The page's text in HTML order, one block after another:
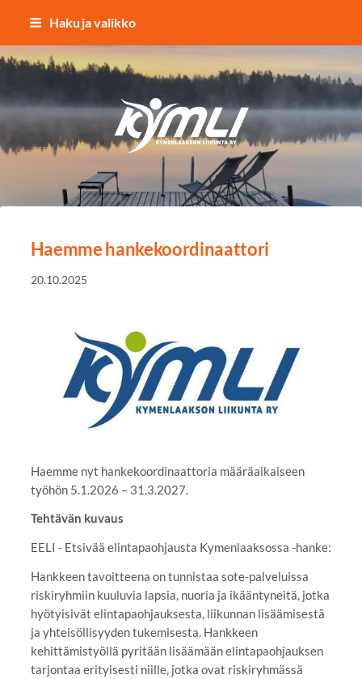
Siirry
sisältöön
Haku ja valikko
Kymlin uusi logo
Haemme hankekoordinaattori
20.10.2025
Haemme nyt hankekoordinaattoria määräaikaiseen
työhön 5.1.2026 – 31.3.2027.
Tehtävän kuvaus
EELI - Etsivää elintapaohjausta Kymenlaaksossa -hanke:
Hankkeen tavoitteena on tunnistaa sote-palveluissa
riskiryhmiin kuuluvia lapsia, nuoria ja ikääntyneitä, jotka
hyötyisivät elintapaohjauksesta, liikunnan lisäämisestä
ja yhteisöllisyyden tukemisesta. Hankkeen
kehittämistyöllä pyritään lisäämään elintapaohjauksen
tarjontaa erityisesti niille, jotka ovat riskiryhmässä